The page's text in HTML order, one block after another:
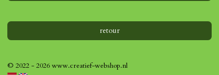
retour
© 2022 - 2026 www.creatief-webshop.nl